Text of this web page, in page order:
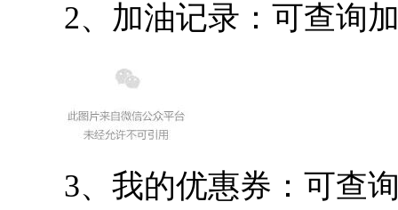
2、加油记录：可查询
3、我的优惠券：可查